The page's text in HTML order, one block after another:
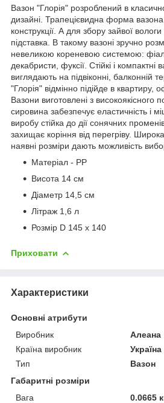
Вазон "Глорія" розроблений в
дизайні. Трапецієвидна форма вазона
конструкції. А для збору зайвої
підставка. В такому вазоні зручно
невеликою кореневою системою:
декабристи, фуксії. Стійкі і компактні
виглядають на підвіконні, балконній
"Глорія" відмінно підійде в квартиру,
Вазони виготовлені з високоякісного
сировина забезпечує еластичність і
виробу стійка до дії сонячних
захищає коріння від перегріву.
наявні розміри дають можливість
Матеріал - PP
Висота 14 см
Діаметр 14,5 см
Літраж 1,6 л
Розмір D 145 x 140
Приховати
Характеристики
Основні атрибути
Виробник
Алеана
Країна виробник
Україна
Тип
Вазон
Габаритні розміри
Вага
0.0665